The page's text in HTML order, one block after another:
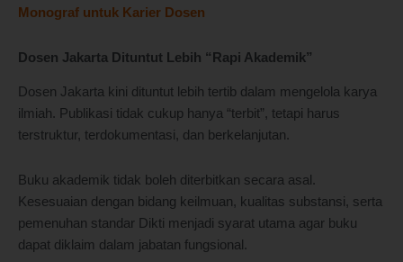
Monograf untuk Karier Dosen
Dosen Jakarta Dituntut Lebih “Rapi Akademik”
Dosen Jakarta kini dituntut lebih tertib dalam mengelola karya
ilmiah. Publikasi tidak cukup hanya “terbit”, tetapi harus
terstruktur, terdokumentasi, dan berkelanjutan.
Buku akademik tidak boleh diterbitkan secara asal.
Kesesuaian dengan bidang keilmuan, kualitas substansi, serta
pemenuhan standar Dikti menjadi syarat utama agar buku
dapat diklaim dalam jabatan fungsional.